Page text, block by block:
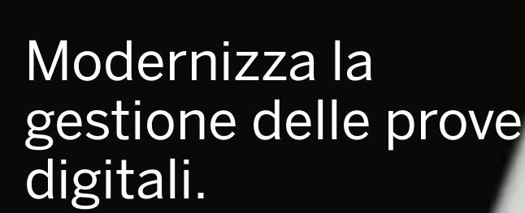
Modernizza la
gestione delle prove
digitali.